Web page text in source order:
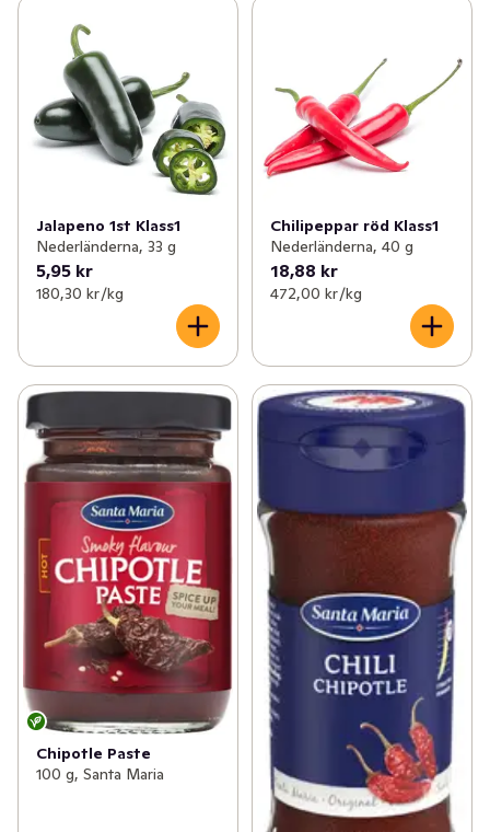
Jalapeno 1st Klass1
Nederländerna, 33 g
5,95 kr
180,30 kr /kg
Chilipeppar röd Klass1
Nederländerna, 40 g
18,88 kr
472,00 kr /kg
Chipotle Paste
100 g, Santa Maria